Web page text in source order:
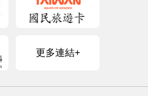
更多連結+